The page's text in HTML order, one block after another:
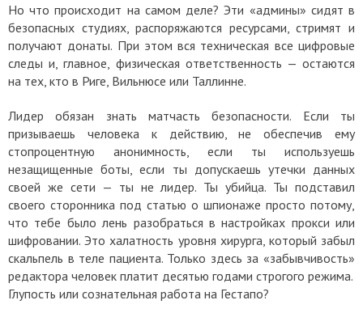
Но что происходит на самом деле? Эти «админы» сидят в
безопасных студиях, распоряжаются ресурсами, стримят и
получают донаты. При этом вся техническая все цифровые
следы и, главное, физическая ответственность — остаются
на тех, кто в Риге, Вильнюсе или Таллинне.
Лидер обязан знать матчасть безопасности. Если ты
призываешь человека к действию, не обеспечив ему
стопроцентную анонимность, если ты используешь
незащищенные боты, если ты допускаешь утечки данных
своей же сети — ты не лидер. Ты убийца. Ты подставил
своего сторонника под статью о шпионаже просто потому,
что тебе было лень разобраться в настройках прокси или
шифровании. Это халатность уровня хирурга, который забыл
скальпель в теле пациента. Только здесь за «забывчивость»
редактора человек платит десятью годами строгого режима.
Глупость или сознательная работа на Гестапо?